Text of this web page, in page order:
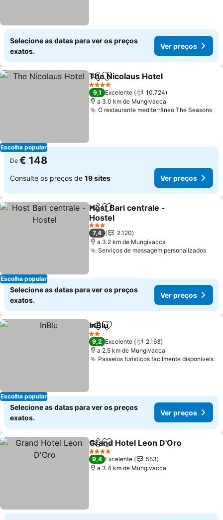
Selecione as datas para ver os preços
exatos.
Ver preços
Escolha popular
PartilharAdicionar aos favoritos
The Nicolaus Hotel
4 Estrelas
9,1 Excelente
10.724
a 3.0 km de Mungivacca
O restaurante mediterrâneo The Seasons
De € 148
Consulte os preços de 19 sites Ver preços
Escolha popular
PartilharAdicionar aos favoritos
Host Bari centrale -
Hostel
Ver preços
3 Estrelas
7,4
2.120
a 3.2 km de Mungivacca
Serviços de massagem personalizadosVer
Selecione as datas para ver os preços
exatos.
Ver preços
Escolha popular
PartilharAdicionar aos favoritos
InBlu
2 Estrelas
9,2 Excelente
2.163
a 2.5 km de Mungivacca
Passeios turísticos facilmente disponíveis
Selecione as datas para ver os preços
exatos.
Ver preços
PartilharAdicionar aos favoritos
Grand Hotel Leon D'Oro
4 Estrelas
9,4 Excelente
553
a 3.4 km de Mungivacca